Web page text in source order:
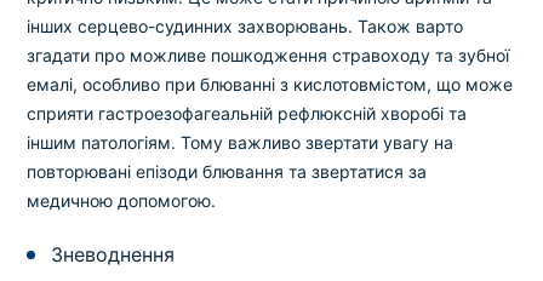
інших серцево-судинних захворювань. Також варто
згадати про можливе пошкодження стравоходу та зубної
емалі, особливо при блюванні з кислотовмістом, що може
сприяти гастроезофагеальній рефлюксній хворобі та
іншим патологіям. Тому важливо звертати увагу на
повторювані епізоди блювання та звертатися за
медичною допомогою.
Зневоднення